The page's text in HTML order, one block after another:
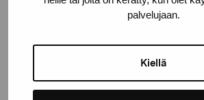
palvelujaan.
Kiellä
proartibus@proartibus.fi